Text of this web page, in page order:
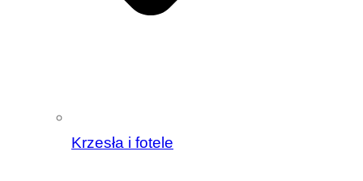
Krzesła i fotele